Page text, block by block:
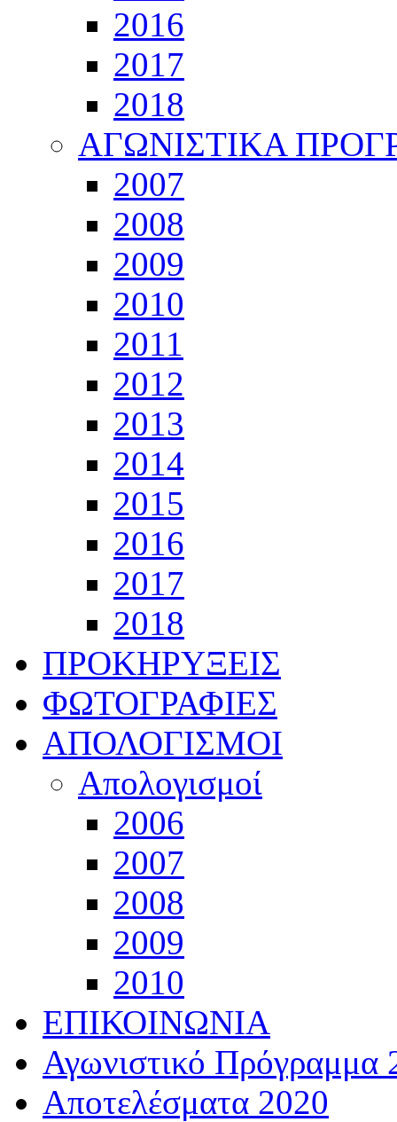
2016
2017
2018
ΑΓΩΝΙΣΤΙΚΑ
2007
2008
2009
2010
2011
2012
2013
2014
2015
2016
2017
2018
ΠΡΟΚΗΡΥΞΕΙΣ
ΦΩΤΟΓΡΑΦΙΕΣ
ΑΠΟΛΟΓΙΣΜΟΙ
Απολογισμοί
2006
2007
2008
2009
2010
ΕΠΙΚΟΙΝΩΝΙΑ
Αγωνιστικό Πρόγραμμα
Αποτελέσματα 2020